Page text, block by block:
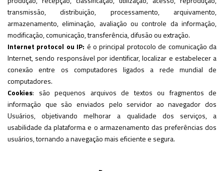
transmissão, distribuição, processamento, arquivamento,
armazenamento, eliminação, avaliação ou controle da informação,
modificação, comunicação, transferência, difusão ou extração.
Internet protocol ou IP: é o principal protocolo de comunicação da
Internet, sendo responsável por identificar, localizar e estabelecer a
conexão entre os computadores ligados a rede mundial de
computadores.
Cookies: são pequenos arquivos de textos ou fragmentos de
informação que são enviados pelo servidor ao navegador dos
Usuários, objetivando melhorar a qualidade dos serviços, a
usabilidade da plataforma e o armazenamento das preferências dos
usuários, tornando a navegação mais eficiente e segura.